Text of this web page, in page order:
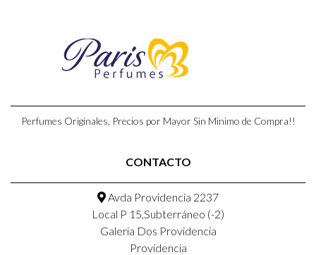
Perfumes Originales, Precios por Mayor Sin Minimo de Compra!!
CONTACTO
Avda Providencia 2237
Local P 15,Subterráneo (-2)
Galeria Dos Providencia
Providencia